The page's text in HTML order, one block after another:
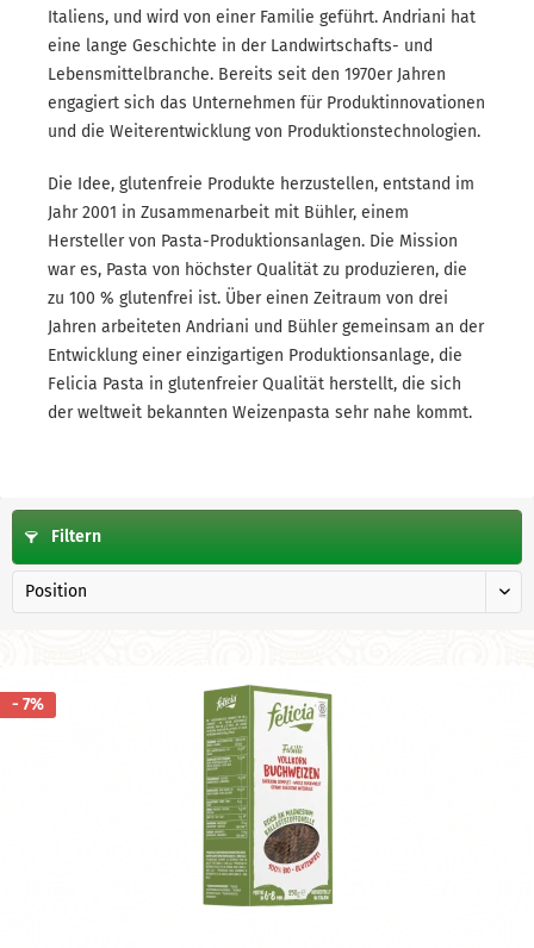
Italiens, und wird von einer Familie geführt. Andriani hat
eine lange Geschichte in der Landwirtschafts- und
Lebensmittelbranche. Bereits seit den 1970er Jahren
engagiert sich das Unternehmen für Produktinnovationen
und die Weiterentwicklung von Produktionstechnologien.
Die Idee, glutenfreie Produkte herzustellen, entstand im
Jahr 2001 in Zusammenarbeit mit Bühler, einem
Hersteller von Pasta-Produktionsanlagen. Die Mission
war es, Pasta von höchster Qualität zu produzieren, die
zu 100 % glutenfrei ist. Über einen Zeitraum von drei
Jahren arbeiteten Andriani und Bühler gemeinsam an der
Entwicklung einer einzigartigen Produktionsanlage, die
Felicia Pasta in glutenfreier Qualität herstellt, die sich
der weltweit bekannten Weizenpasta sehr nahe kommt.
Filtern
- 7%